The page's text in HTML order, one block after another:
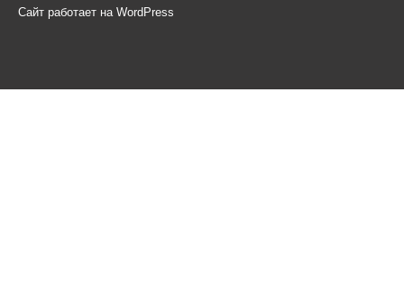
Сайт работает на WordPress